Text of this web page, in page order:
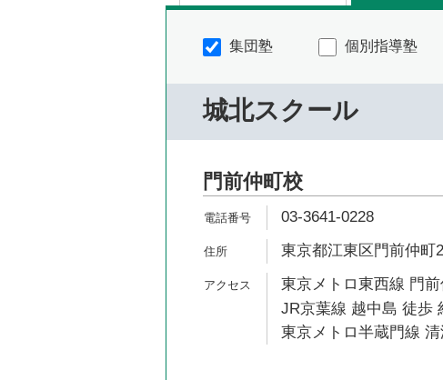
集団塾 個別指導塾
城北スクール
門前仲町校
03-3641-0228
東京都江東区門前仲町
東京メトロ東西線 門
JR京葉線 越中島 徒歩
東京メトロ半蔵門線